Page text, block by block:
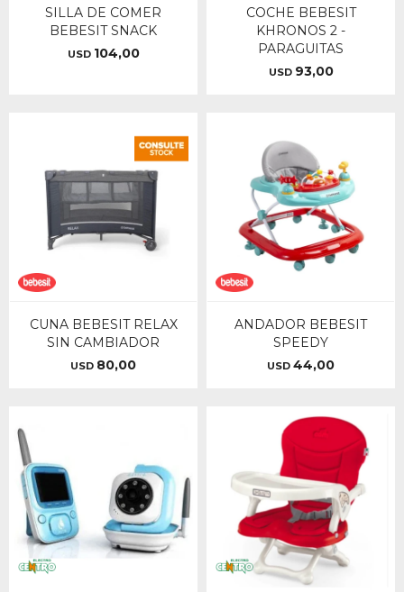
SILLA DE COMER
BEBESIT SNACK
USD 104,00
COCHE BEBESIT
KHRONOS 2 -
PARAGUITAS
USD 93,00
CUNA BEBESIT RELAX
SIN CAMBIADOR
USD 80,00
ANDADOR BEBESIT
SPEEDY
USD 44,00